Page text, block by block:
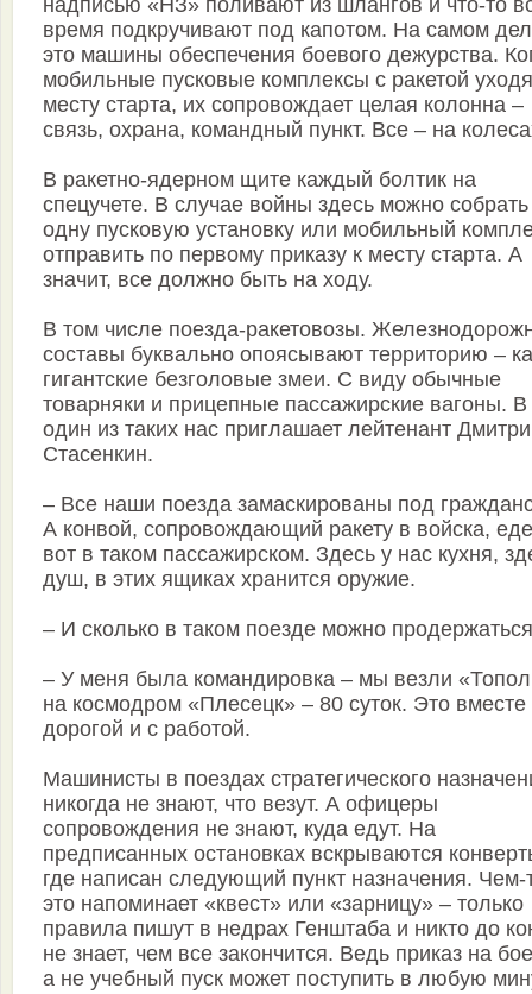
надписью «НЗ» поливают из шлангов и что-то
время подкручивают под капотом. На самом
это машины обеспечения боевого дежурства.
мобильные пусковые комплексы с ракетой
месту старта, их сопровождает целая колонна –
связь, охрана, командный пункт. Все – на
В ракетно-ядерном щите каждый болтик на
спецучете. В случае войны здесь можно
одну пусковую установку или мобильный
отправить по первому приказу к месту старта. А
значит, все должно быть на ходу.
В том числе поезда-ракетовозы.
составы буквально опоясывают территорию –
гигантские безголовые змеи. С виду обычные
товарняки и прицепные пассажирские вагоны. В
один из таких нас приглашает лейтенант
Стасенкин.
– Все наши поезда замаскированы под
А конвой, сопровождающий ракету в войска,
вот в таком пассажирском. Здесь у нас кухня,
душ, в этих ящиках хранится оружие.
– И сколько в таком поезде можно
– У меня была командировка – мы везли
на космодром «Плесецк» – 80 суток. Это вместе
дорогой и с работой.
Машинисты в поездах стратегического
никогда не знают, что везут. А офицеры
сопровождения не знают, куда едут. На
предписанных остановках вскрываются
где написан следующий пункт назначения. Чем-
это напоминает «квест» или «зарницу» – только
правила пишут в недрах Генштаба и никто до
не знает, чем все закончится. Ведь приказ на
а не учебный пуск может поступить в любую